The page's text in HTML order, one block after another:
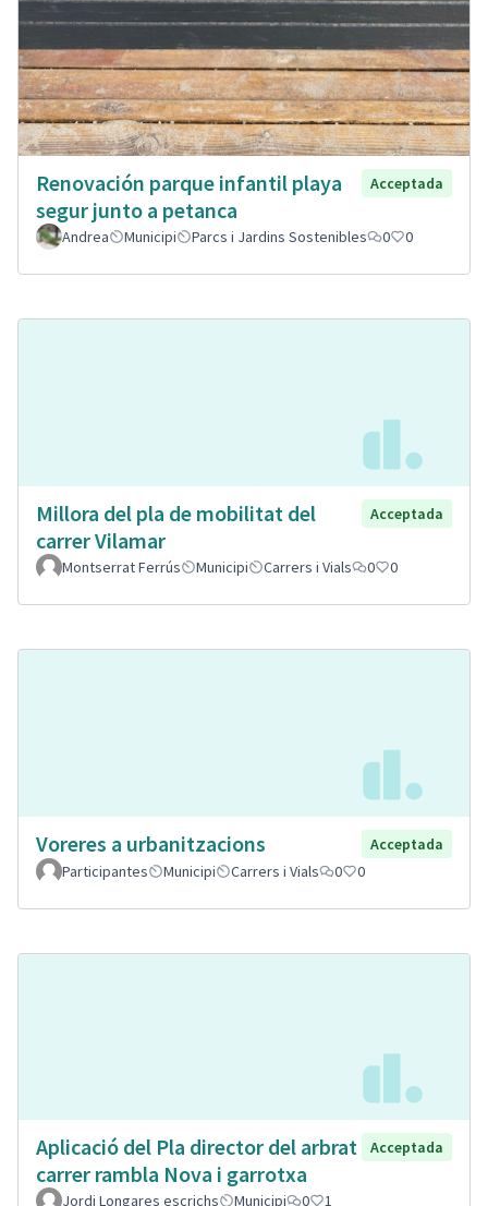
Renovación parque infantil playa
segur junto a petanca
Acceptada
Andrea Municipi Parcs i Jardins Sostenibles 0 0
Millora del pla de mobilitat del
carrer Vilamar
Acceptada
Montserrat Ferrús Municipi Carrers i Vials 0 0
Voreres a urbanitzacions
Acceptada
Participantes
Municipi Carrers i Vials 0 0
Aplicació del Pla director del arbrat
carrer rambla Nova i garrotxa
Acceptada
Jordi Longares escrichs Municipi 0 1